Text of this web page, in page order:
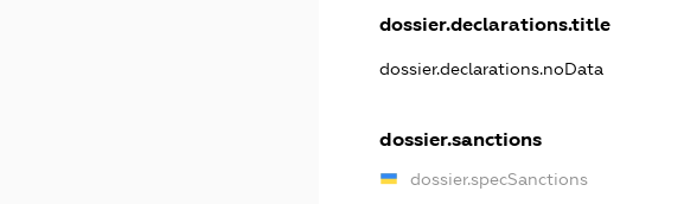
dossier.declarations.title
dossier.declarations.noData
dossier.sanctions
dossier.specSanctions